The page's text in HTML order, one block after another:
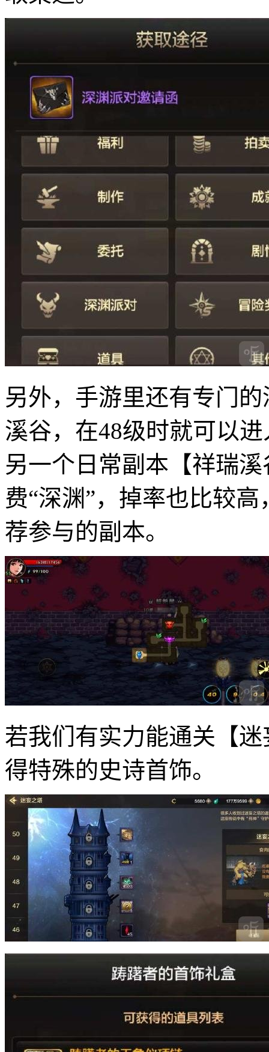
另外，手游里还有专门
溪谷，在48级时就可以
另一个日常副本【祥瑞
费“深渊”，掉率也比较
荐参与的副本。
若我们有实力能通关【
得特殊的史诗首饰。